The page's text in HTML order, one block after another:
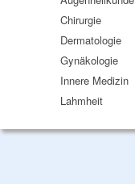
Chirurgie
Dermatologie
Gynäkologie
Innere Medizin
Lahmheit